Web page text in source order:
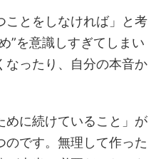
ことをしなければ」と考
”を意識しすぎてしまい
なったり、自分の本音か
めに続けていること」が
です。無理して作った